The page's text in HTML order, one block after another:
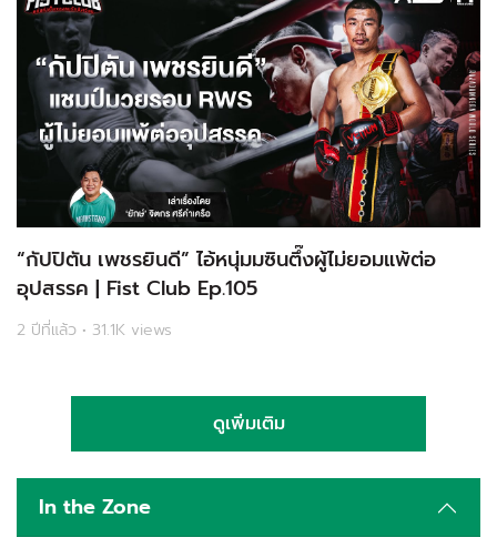
“กัปปิตัน เพชรยินดี” ไอ้หนุ่มมซินตึ๊งผู้ไม่ยอมแพ้ต่อ
อุปสรรค | Fist Club Ep.105
2 ปีที่แล้ว • 31.1K views
ดูเพิ่มเติม
In the Zone